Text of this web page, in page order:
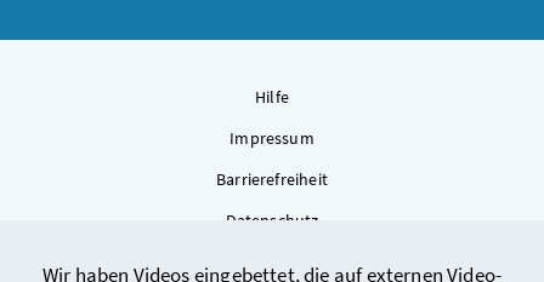
Wir haben Videos eingebettet, die auf externen Video-
Hilfe
Impressum
Barrierefreiheit
Datenschutz